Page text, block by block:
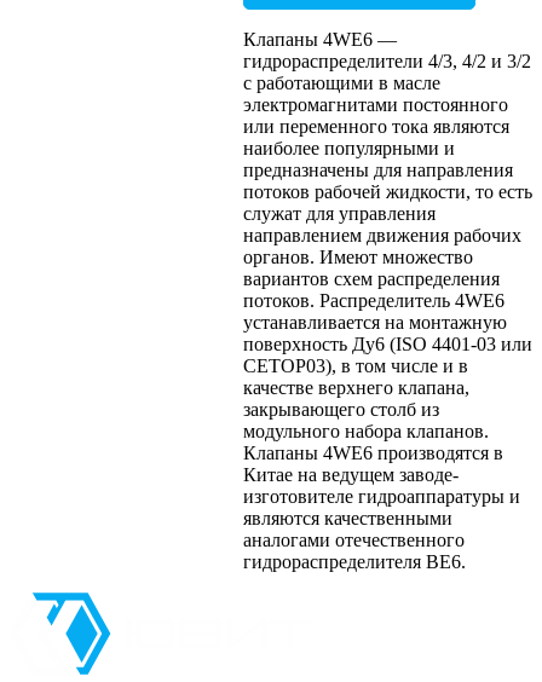
Клапаны 4WE6 —
гидрораспределители 4/3, 4/2 и 3/2
с работающими в масле
электромагнитами постоянного
или переменного тока являются
наиболее популярными и
предназначены для направления
потоков рабочей жидкости, то есть
служат для управления
направлением движения рабочих
органов. Имеют множество
вариантов схем распределения
потоков. Распределитель 4WE6
устанавливается на монтажную
поверхность Ду6 (ISO 4401-03 или
CETOP03), в том числе и в
качестве верхнего клапана,
закрывающего столб из
модульного набора клапанов.
Клапаны 4WE6 производятся в
Китае на ведущем заводе-
изготовителе гидроаппаратуры и
являются качественными
аналогами отечественного
гидрораспределителя ВЕ6.